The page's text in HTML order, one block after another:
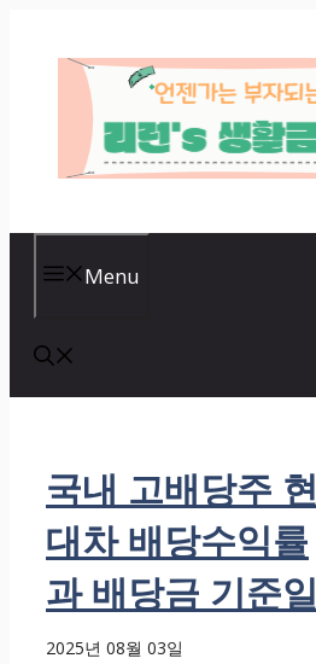
Menu
국내 고배당주 현
대차 배당수익률
과 배당금 기준일
2025년 08월 03일